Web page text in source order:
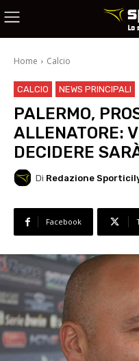
Home Calcio
CALCIO NEWS PRINCIPALI
PALERMO,
ALLENATORE:
DECIDERE
Di Redazione
Facebook